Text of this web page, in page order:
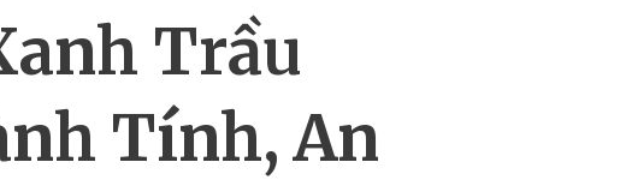
Trầu
Tính,An